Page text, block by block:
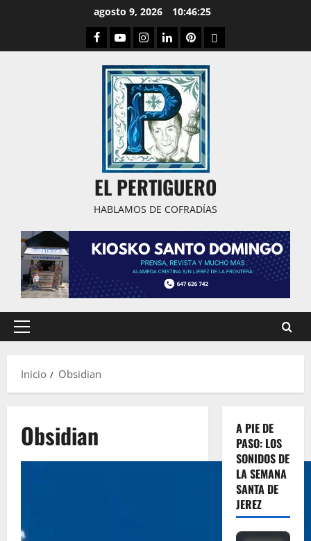
agosto 9, 2026 10:46:27
Facebook
YoutubeInstagram
LinkedPinterestDribbble
EL PERTIGUERO
HABLAMOS DE COFRADÍAS
Menú
Inicio
Obsidian
Obsidian
A PIE DE
PASO: LOS
SONIDOS DE
LA SEMANA
SANTA DE
JEREZ